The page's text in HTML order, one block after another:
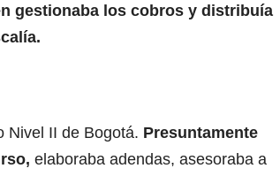
gestionaba los cobros y distribuía
Nivel II de Bogotá. Presuntamente
elaboraba adendas, asesoraba a